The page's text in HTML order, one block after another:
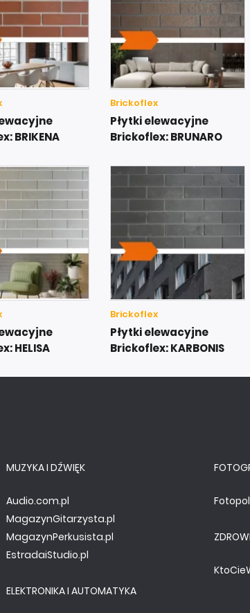
BRIKENA
Brickoflex
Płytki elewacyjne
Brickoflex: BRUNARO
HELISA
Brickoflex
Płytki elewacyjne
Brickoflex: KARBONIS
MUZYKA I DŹWIĘK
Audio.com.pl
MagazynGitarzysta.pl
MagazynPerkusista.pl
EstradaiStudio.pl
ELEKTRONIKA I AUTOMATYKA